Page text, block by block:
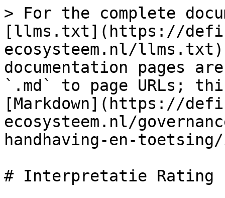
> For the complete
[llms.txt](https://
ecosysteem.nl/
documentation pages
`.md` to page URLs;
[Markdown](https://
ecosysteem.nl/
handhaving-en-
# Interpretatie Rating